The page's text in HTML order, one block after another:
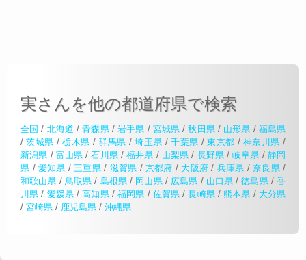
実さんを他の都道府県で検索
全国 / 北海道 /青森県/ 岩手県 / 宮城県 /秋田県/ 山形県 / 福島県
/茨城県 /栃木県 /群馬県 /埼玉県 /千葉県 /東京都 /神奈川県 /
新潟県 / 富山県 /石川県/福井県 / 山梨県 / 長野県/岐阜県 / 静岡
県 / 愛知県 /三重県 / 滋賀県 / 京都府 / 大阪府 / 兵庫県 / 奈良県/
和歌山県 / 鳥取県 / 島根県/ 岡山県/ 広島県 / 山口県 /徳島県/香
川県 / 愛媛県/高知県/ 福岡県 / 佐賀県 /長崎県/熊本県 / 大分県
/ 宮崎県 / 鹿児島県 / 沖縄県